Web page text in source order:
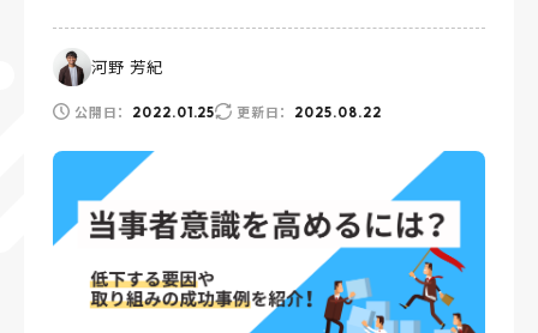
河野 芳紀
公開日： 2022.01.25 更新日： 2025.08.22